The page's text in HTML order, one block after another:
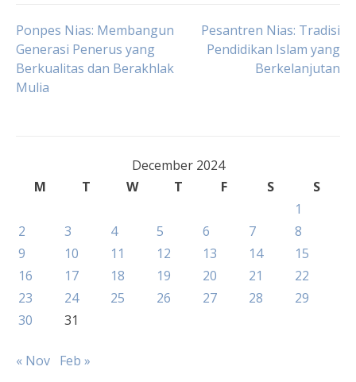
Post
navigation
Ponpes Nias: Membangun
Generasi Penerus yang
Berkualitas dan Berakhlak
Mulia
Pesantren Nias: Tradisi
Pendidikan Islam yang
Berkelanjutan
December 2024
M
T W T F S
S
1
2
3 4 5 6 7
8
9
10 11 12 13 14
15
16
17 18 19 20 21
22
23
24 25 26 27 28
29
30
31
« Nov Feb »